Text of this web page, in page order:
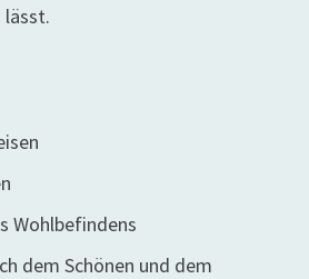
lässt.
Wohlbefindens
dem Schönen und dem